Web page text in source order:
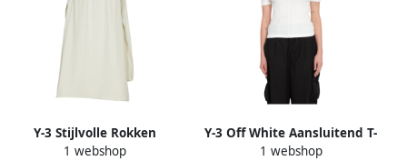
Y-3 Stijlvolle Rokken
Collectie White Dames
1 webshop
Y-3 Off White Aansluitend T-
shirt met Korte Mouwen
1 webshop